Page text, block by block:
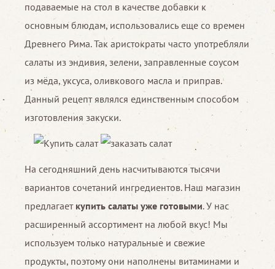
подаваемые на стол в качестве добавки к
основным блюдам, использовались еще со времен
Древнего Рима. Так аристократы часто употребляли
салаты из эндивия, зелени, заправленные соусом
из мёда, уксуса, оливкового масла и приправ.
Данный рецепт являлся единственным способом
изготовления закуски.
На сегодняшний день насчитываются тысячи
вариантов сочетаний ингредиентов. Наш магазин
предлагает купить салаты уже готовыми. У нас
расширенный ассортимент на любой вкус! Мы
используем только натуральные и свежие
продукты, поэтому они наполнены витаминами и